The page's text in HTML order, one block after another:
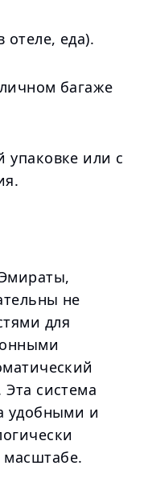
еда).
багаже
упаковке или с
не
для
система
удобными и